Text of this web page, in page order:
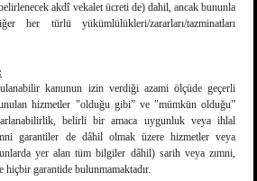
akdî vekalet ücreti de) dahil, ancak bununla
her türlü yükümlülükleri/zararları/tazminatları
kanunun izin verdiği azami ölçüde geçerli
hizmetler "olduğu gibi” ve "mümkün olduğu”
belirli bir amaca uygunluk veya ihlal
garantiler de dâhil olmak üzere hizmetler veya
yer alan tüm bilgiler dâhil) sarih veya zımni,
garantide bulunmamaktadır.